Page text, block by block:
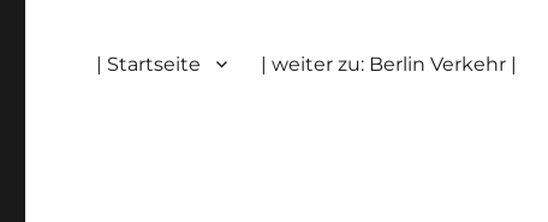
| Startseite | weiter zu: Berlin Verkehr |